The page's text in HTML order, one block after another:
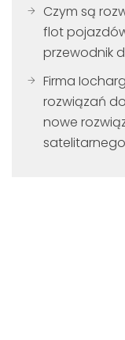
Czym są
flot
przewodnik
Firma
rozwiązań
nowe